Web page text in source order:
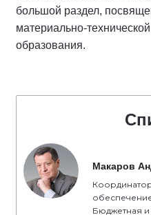
большой раздел,
материально-
образования.
Макаров
Бюджетная и